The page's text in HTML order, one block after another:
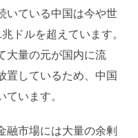
いている中国は今や世
ドルを超えています。
大量の元が国内に流
置しているため、中国
います。
融市場には大量の余剰